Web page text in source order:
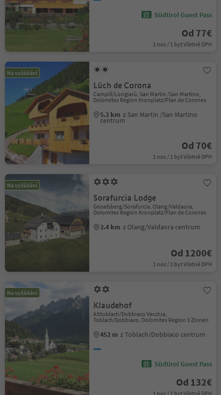
Südtirol Guest Pass
Od 77€
1 noc / 1 byt Včetně DPH
Na vyžádání
Lüch de Corona
Campill/Longiarù, San Martin /San Martino,
Dolomites Region Kronplatz/Plan de Corones
5.2 km z San Martin /San Martino
centrum
Od 70€
1 noc / 1 byt Včetně DPH
Na vyžádání
Sorafurcia Lodge
Geiselsberg/Sorafurcia, Olang/Valdaora,
Dolomites Region Kronplatz/Plan de Corones
2.4 km z Olang/Valdaora centrum
Od 1200€
1 noc / 1 byt Včetně DPH
Na vyžádání
Klaudehof
Alttoblach/Dobbiaco Vecchia,
Toblach/Dobbiaco, Dolomites Region 3 Zinnen
452 m z Toblach/Dobbiaco centrum
Südtirol Guest Pass
Od 132€
1 noc / 1 byt Včetně DPH